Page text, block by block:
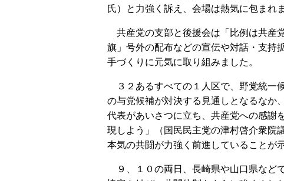
氏）と力強く訴え、会場は熱気に包まれ
共産党の支部と後援会は「比例は共産
旗」号外の配布などの宣伝や対話・支持
手づくりに元気に取り組みました。
３２あるすべての１人区で、野党統一
の与党候補が対決する見通しとなるなか
代表があいさつに立ち、共産党への感謝
現しよう」（国民民主党の津村啓介衆院
本気の共闘が力強く前進していることが
９、１０の両日、長崎県や山口県など